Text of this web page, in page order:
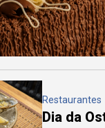
Restaurantes
Dia da